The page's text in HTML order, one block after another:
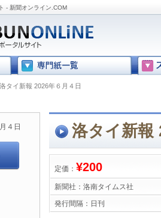
- 新聞オンライン.COM
洛タイ新報 2026年６月４日
洛タイ新報
定価： ¥200
新聞社： 洛南タイムス社
発行間隔： 日刊